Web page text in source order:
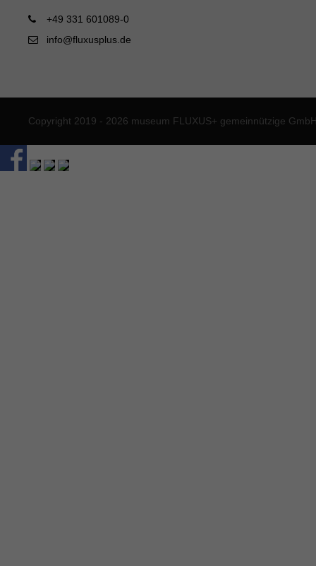
+49 331 601089-0
info@fluxusplus.de
Copyright 2019 - 2026 museum FLUXUS+ gemeinnützige